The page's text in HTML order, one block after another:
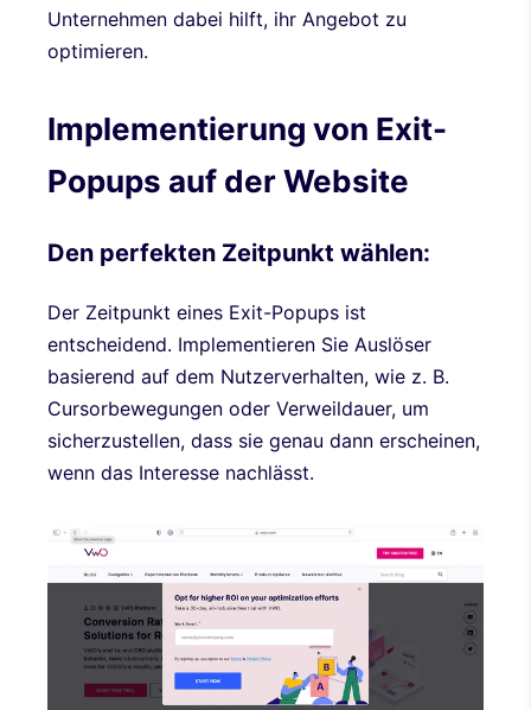
Unternehmen dabei hilft, ihr Angebot zu
optimieren.
Implementierung von Exit-
Popups auf der Website
Den perfekten Zeitpunkt wählen:
Der Zeitpunkt eines Exit-Popups ist
entscheidend. Implementieren Sie Auslöser
basierend auf dem Nutzerverhalten, wie z. B.
Cursorbewegungen oder Verweildauer, um
sicherzustellen, dass sie genau dann erscheinen,
wenn das Interesse nachlässt.